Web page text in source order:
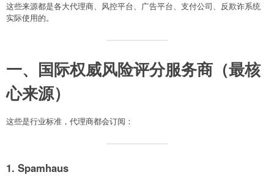
这些来源都是各大代理商、风控平台、广告平台、支付公司、反欺诈系统
实际使用的。
一、国际权威风险评分服务商（最核
心来源）
这些是行业标准，代理商都会订阅：
1. Spamhaus